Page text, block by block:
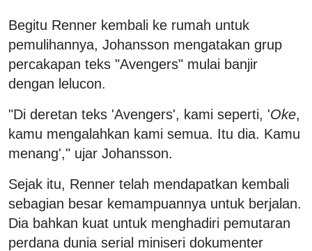
Begitu Renner kembali ke rumah untuk
pemulihannya, Johansson mengatakan grup
percakapan teks "Avengers" mulai banjir
dengan lelucon.
"Di deretan teks 'Avengers', kami seperti, 'Oke,
kamu mengalahkan kami semua. Itu dia. Kamu
menang'," ujar Johansson.
Sejak itu, Renner telah mendapatkan kembali
sebagian besar kemampuannya untuk berjalan.
Dia bahkan kuat untuk menghadiri pemutaran
perdana dunia serial miniseri dokumenter